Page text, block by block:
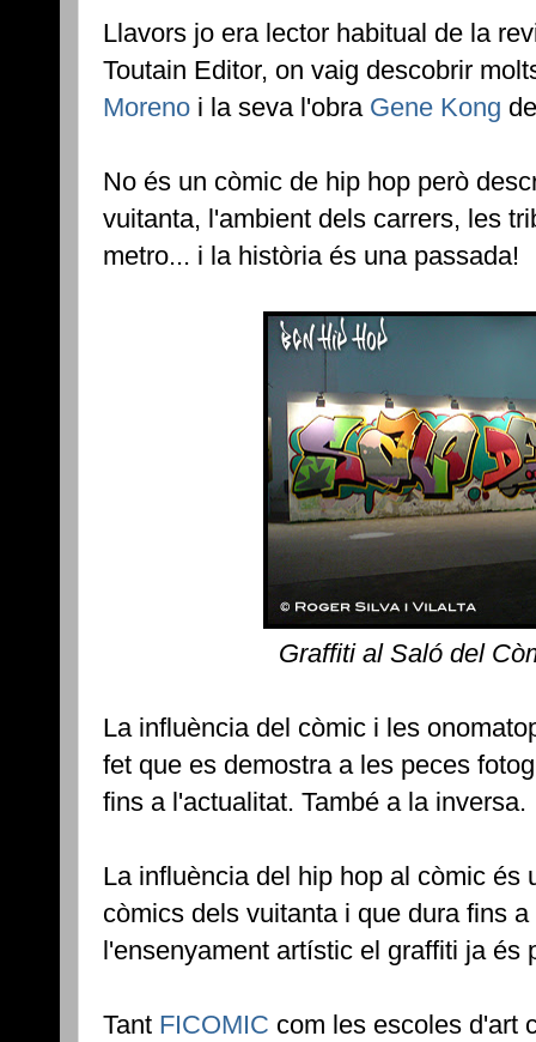
Llavors jo era lector habitual de la
Toutain Editor, on vaig descobrir
Moreno i la seva l'obra Gene Kong
No és un còmic de hip hop però
vuitanta, l'ambient dels carrers, les
metro... i la història és una passada!
Graffiti al Saló del
La influència del còmic i les
fet que es demostra a les peces
fins a l'actualitat. També a la inversa.
La influència del hip hop al còmic és
còmics dels vuitanta i que dura fins
l'ensenyament artístic el graffiti ja és
Tant FICOMIC com les escoles d'art